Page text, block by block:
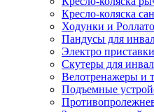
Кресло-коляска
Ходунки и
Пандусы для
Электро
Скутеры для
Велотренажеры и
Подъемные